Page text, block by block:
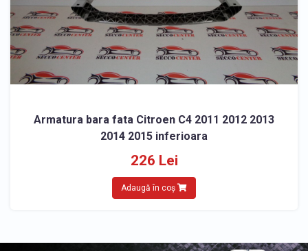
Armatura bara fata Citroen C4 2011 2012 2013
2014 2015 inferioara
226 Lei
Adaugă în coș